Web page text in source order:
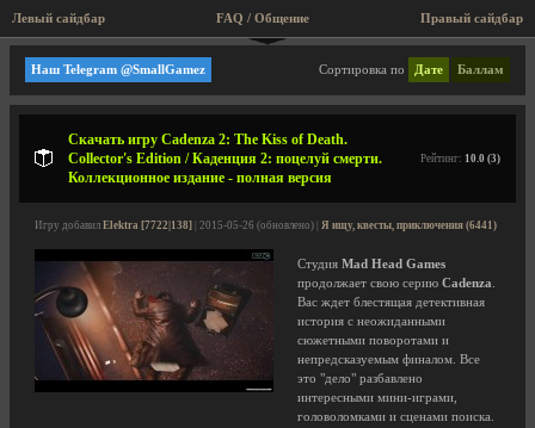
Левый сайдбар FAQ / Общение
Я ищу, квесты, приключения
Сортировка по Дате Баллам
Наш Telegram @SmallGamez
Скачать игру Cadenza 2: The Kiss of Death.
Collector's Edition / Каденция 2: поцелуй смерти.
Коллекционное издание - полная версия
Рейтинг: 10.0 (3)
Игру добавил Elektra [7722|138] | 2015-05-26 (обновлено) | Я ищу, квесты, приключения (6441)
Студия Mad Head Games
продолжает свою серию Cadenza
Вас ждет блестящая детективная
история с неожиданными
сюжетными поворотами и
непредсказуемым финалом. Все
это "дело" разбавлено
интересными мини-играми,
головоломками и сценами поиска.